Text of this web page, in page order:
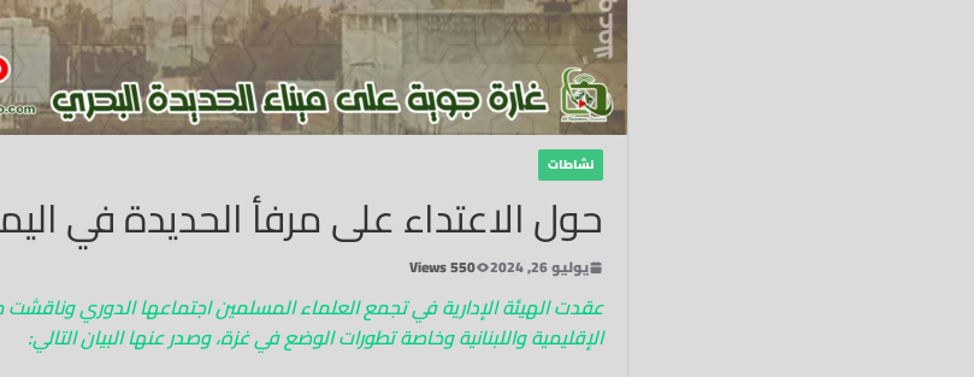
نشاطات
حول الاعتداء على مرفأ الحديدة في
يوليو 26, 2024 550 Views
عقدت الهيئة الإدارية في تجمع العلماء المسلمين اجتماعها الدوري
الإقليمية واللبنانية وخاصة تطورات الوضع في غزة، وصدر عنها البيان التالي: